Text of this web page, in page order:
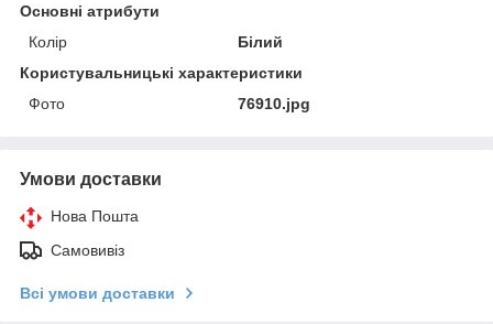
Основні атрибути
Колір
Білий
Користувальницькі характеристики
Фото
76910.jpg
Умови доставки
Нова Пошта
Самовивіз
Всі умови доставки